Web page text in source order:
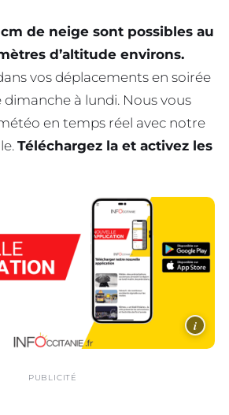
cm de neige sont possibles au
d’altitude environs.
vos déplacements en soirée
à lundi. Nous vous
en temps réel avec notre
Téléchargez la et activez les
i
PUBLICITÉ